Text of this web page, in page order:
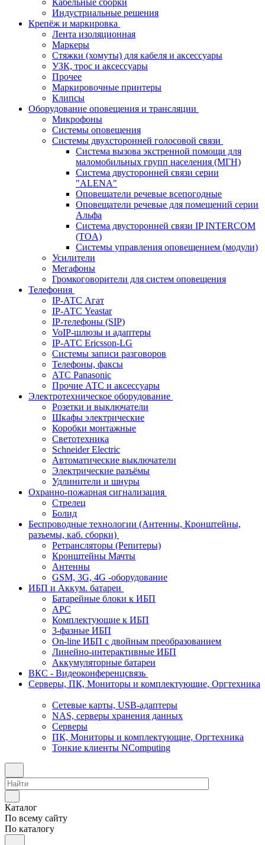
Кабельные сборки
Индустриальные решения
Крепёж и маркировка
Лента изоляционная
Маркеры
Стяжки (хомуты) для кабеля и аксессуары
УЗК, трос и аксессуары
Прочее
Маркировочные принтеры
Клипсы
Оборудование оповещения и трансляции
Микрофоны
Системы оповещения
Системы двухсторонней голосовой связи
Система вызова экстренной помощи для
маломобильных групп населения (МГН)
Система двусторонней связи серии
"ALENA"
Оповещатели речевые всепогодные
Оповещатели речевые для помещений серии
Альфа
Система двусторонней связи IP INTERCOM
(TOA)
Системы управления оповещением (модули)
Усилители
Мегафоны
Громкоговорители для систем оповещения
Телефония
IP-АТС Агат
IP-АТС Yeastar
IP-телефоны (SIP)
VoIP-шлюзы и адаптеры
IP-АТС Ericsson-LG
Системы записи разговоров
Телефоны, факсы
АТС Panasonic
Прочие АТС и аксессуары
Электротехническое оборудование
Розетки и выключатели
Шкафы электрические
Коробки монтажные
Светотехника
Schneider Electric
Автоматические выключатели
Электрические разъёмы
Удлинители и шнуры
Охранно-пожарная сигнализация
Стрелец
Болид
Беспроводные технологии (Антенны, Кронштейны,
разъемы, каб. сборки)
Ретрансляторы (Репитеры)
Кронштейны Мачты
Антенны
GSM, 3G, 4G -оборудование
ИБП и Аккум. батареи
Батарейные блоки к ИБП
APC
Комплектующие к ИБП
3-фазные ИБП
On-line ИБП с двойным преобразованием
Линейно-интерактивные ИБП
Аккумуляторные батареи
ВКС - Видеоконференцсвязь
Серверы, ПК, Мониторы и комплектующие, Оргтехника
Сетевые карты, USB-адаптеры
NAS, серверы хранения данных
Серверы
ПК, Мониторы и комплектующие, Оргтехника
Тонкие клиенты NComputing
Каталог
По всему сайту
По каталогу